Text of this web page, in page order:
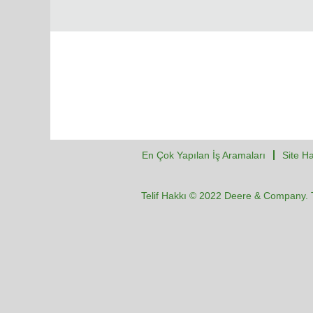
En Çok Yapılan İş Aramaları Site
Telif Hakkı © 2022 Deere & Company.